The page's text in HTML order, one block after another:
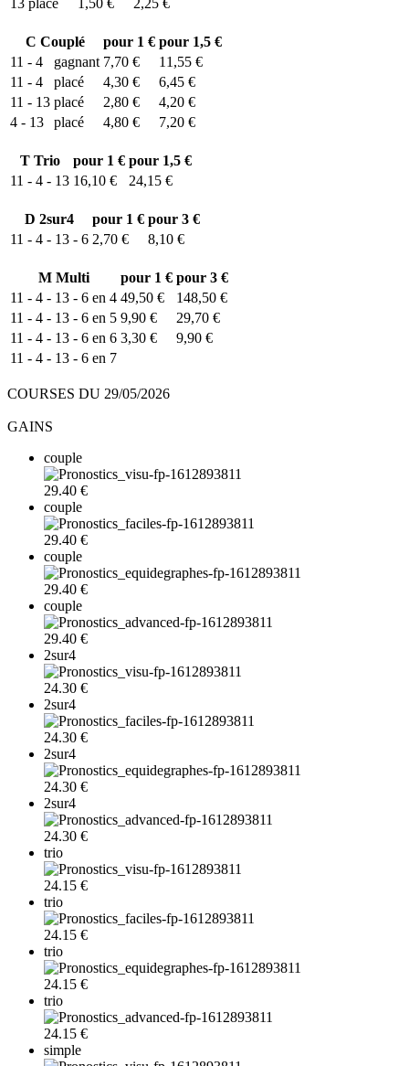
C Couplé pour 1 € pour 1,5 €
11 - 4
gagnant 7,70 €
11,55 €
11 - 4
placé 4,30 €
6,45 €
11 - 13 placé 2,80 €
4,20 €
4 - 13
placé 4,80 € 7,20 €
TTrio pour 1 € pour 1,5 €
11 - 4 - 13 16,10 € 24,15 €
D 2sur4 pour 1 € pour 3 €
11 - 4 - 13 - 6 2,70 € 8,10 €
MMulti pour 1 € pour 3 €
11 - 4 - 13 - 6 en 4 49,50 €
148,50 €
11 - 4 - 13 - 6 en 5 9,90 €
29,70 €
11 - 4 - 13 - 6 en 6 3,30 €
9,90 €
11 - 4 - 13 - 6 en 7
COURSES DU 29/05/2026
GAINS
couple
29.40 €
couple
29.40 €
couple
29.40 €
couple
29.40 €
2sur4
24.30 €
2sur4
24.30 €
2sur4
24.30 €
2sur4
24.30 €
trio
24.15 €
trio
24.15 €
trio
24.15 €
trio
24.15 €
simple